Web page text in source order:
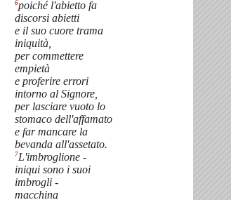
6poiché l'abietto fa
discorsi abietti
e il suo cuore trama
iniquità,
per commettere
empietà
e proferire errori
intorno al Signore,
per lasciare vuoto lo
stomaco dell'affamato
e far mancare la
bevanda all'assetato.
7L'imbroglione -
iniqui sono i suoi
imbrogli -
macchina